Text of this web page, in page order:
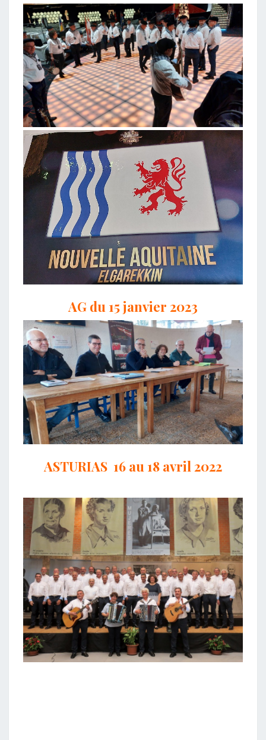
AG du 15 janvier 2023
ASTURIAS 16 au 18 avril 2022